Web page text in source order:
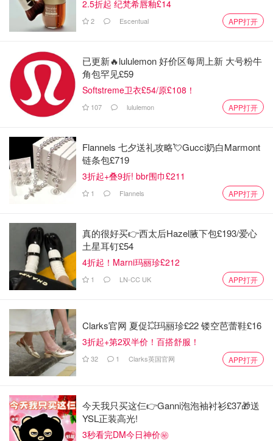
3⃣️ Alpro 巧克力豆奶 68Kcal
吹爆吧， 这是唯一一款减肥期间能喝的巧克力奶！ 很多朋
友都说不是特别甜，但对我来说是刚好（我不太喜欢甜味比
较敏感）， 无乳糖放心不过敏，但也要适量喝，喝多了也
是会发胖的😕😕
2.5折起 纪梵希唇釉£14
2 Escentual APP打开
已更新🔥lululemon 好价区每周上新 大号粉牛
角包罕见£59
Softstreme卫衣£54/原£108！
107 lululemon APP打开
Flannels 七夕送礼攻略💘Gucci奶白Marmont
链条包£719
3折起+叠9折! bbr围巾£211
1 Flannels APP打开
真的很好买👉西太后Hazel腋下包£193/爱心
土星耳钉£54
4折起！Marni玛丽珍£212
1 LN-CC UK APP打开
Clarks官网 夏促💥玛丽珍£22 镂空芭蕾鞋£16
3折起+第2双半价！百搭舒服！
32 1 Clarks英国官网 APP打开
今天我只买这仨👉Ganni泡泡袖衬衫£37🎁送
YSL正装高光!
3秒看完DM今日神价㊙️